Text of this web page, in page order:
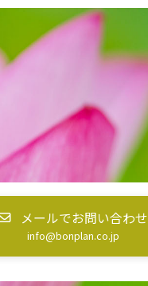
メールでお問い合わせ
info@bonplan.co.jp